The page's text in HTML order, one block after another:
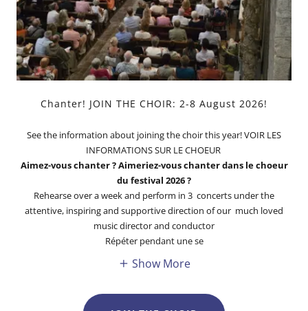
Chanter! JOIN THE CHOIR: 2-8 August 2026!
See the information about joining the choir this year! VOIR LES
INFORMATIONS SUR LE CHOEUR
Aimez-vous chanter ? Aimeriez-vous chanter dans le choeur
du festival 2026 ?
Rehearse over a week and perform in 3 concerts under the
attentive, inspiring and supportive direction of our much loved
music director and conductor
Répéter pendant une se
Show More